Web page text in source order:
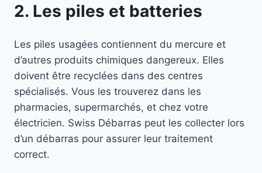
2. Les piles et batteries
Les piles usagées contiennent du mercure et
d’autres produits chimiques dangereux. Elles
doivent être recyclées dans des centres
spécialisés. Vous les trouverez dans les
pharmacies, supermarchés, et chez votre
électricien. Swiss Débarras peut les collecter lors
d’un débarras pour assurer leur traitement
correct.